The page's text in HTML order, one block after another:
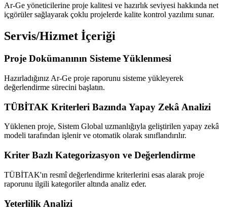
Ar-Ge yöneticilerine proje kalitesi ve hazırlık seviyesi hakkında net
içgörüler sağlayarak çoklu projelerde kalite kontrol yazılımı sunar.
Servis/Hizmet İçeriği
Proje Dokümanının Sisteme Yüklenmesi
Hazırladığınız Ar-Ge proje raporunu sisteme yükleyerek
değerlendirme sürecini başlatın.
TÜBİTAK Kriterleri Bazında Yapay Zekâ Analizi
Yüklenen proje, Sistem Global uzmanlığıyla geliştirilen yapay zekâ
modeli tarafından işlenir ve otomatik olarak sınıflandırılır.
Kriter Bazlı Kategorizasyon ve Değerlendirme
TÜBİTAK'ın resmî değerlendirme kriterlerini esas alarak proje
raporunu ilgili kategoriler altında analiz eder.
Yeterlilik Analizi